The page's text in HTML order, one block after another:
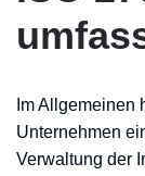
Im Allgemeinen
Unternehmen
Verwaltung der